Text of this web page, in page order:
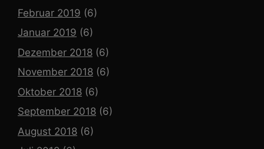
Februar 2019 (6)
Januar 2019 (6)
Dezember 2018 (6)
November 2018 (6)
Oktober 2018 (6)
September 2018 (6)
August 2018 (6)